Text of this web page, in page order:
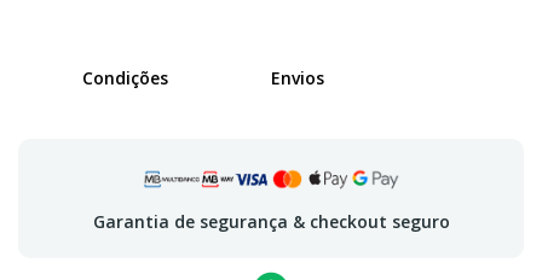
Condições Envios
Garantia de segurança & checkout seguro